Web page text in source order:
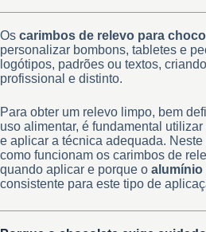
Os carimbos de relevo para
personalizar bombons, tabletes e
logótipos, padrões ou textos,
profissional e distinto.
Para obter um relevo limpo, bem
uso alimentar, é fundamental utilizar
e aplicar a técnica adequada.
como funcionam os carimbos de
quando aplicar e porque o alumínio
consistente para este tipo de